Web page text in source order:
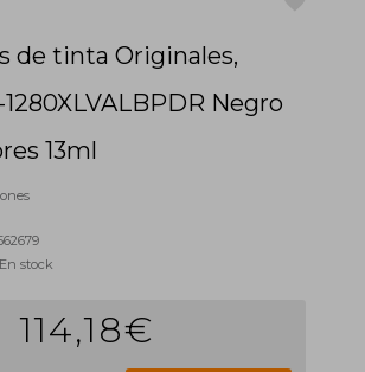
de tinta Originales,
Negro
13ml
En stock
114,18€